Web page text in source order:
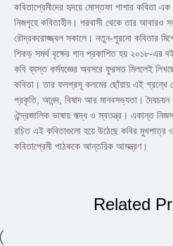
কবিতাপ্রেমীদের হৃদয়ে মােস্তফা পাশার কবিতা
নিজগৃহে কবিতাহীন। পরবাসী থেকে তার আবারও
রৌদ্রকরােজ্জ্বল সকালে। নতুন-পুরনাে কবিতার
শিকড় সমর্থ বৃক্ষের গান প্রকাশিত হয় ২০১৮-এর
কবি ব্যস্ত কর্মযজ্ঞের অবসরে ফুরসত মিললেই
কবিতা। তার ফলপ্রসূ কলমের ছোঁয়ায় এই গ্রন্থে
প্রকৃতি, আনন্দ, বিষাদ আর মানবসভ্যতা। দৈবচয়ন
ঐন্দ্রজালিক ভাষায় ঋদ্ধ ও স্বতন্ত্র। একান্ত নিজস্ব
রচিত এই কবিতাগুলাে হয়ে উঠেছে কবির মুখপাত্র
কবিতাপ্রেমী পাঠককে আন্তরিক আমন্ত্রণ।
Related